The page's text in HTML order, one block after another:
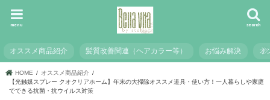
search
menu
オススメ商品紹介 髪質改善関連（ヘアカラー等） お悩み解決 オ
HOME
オススメ商品紹介
【光触媒スプレー クオクリアホーム】年末の大掃除オススメ道具・使い方！一人暮らしや家庭
でできる抗菌・抗ウイルス対策